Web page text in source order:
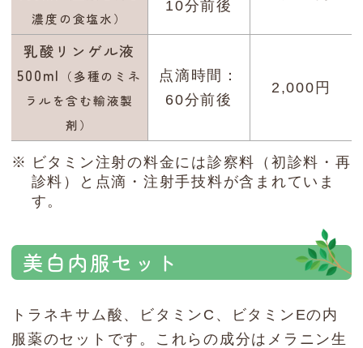
濃度の食塩水）
10分前後
乳酸リンゲル液
500ml
（多種のミネ
ラルを含む輸液製
剤）
点滴時間：
60分前後
2,000円
ビタミン注射の料金には診察料（初診料・再
診料）と点滴・注射手技料が含まれていま
す。
美白内服セット
トラネキサム酸、ビタミンC、ビタミンEの内
服薬のセットです。これらの成分はメラニン生